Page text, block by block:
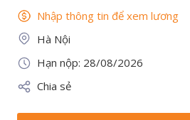
Nhập thông tin để xem lương
Hà Nội
Hạn nộp: 28/08/2026
Chia sẻ